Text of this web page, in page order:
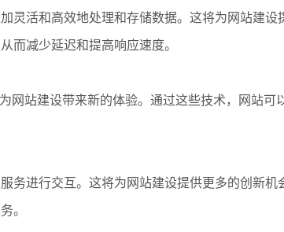
灵活和高效地处理和存储数据。这将为网站建设
而减少延迟和提高响应速度。
网站建设带来新的体验。通过这些技术，网站可
务进行交互。这将为网站建设提供更多的创新机
。